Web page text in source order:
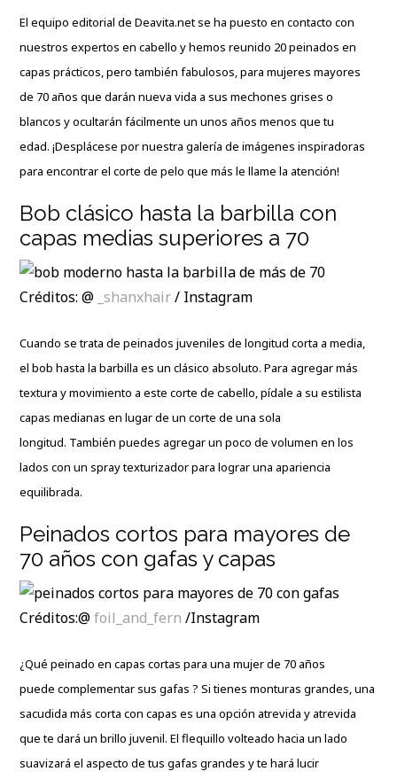
El equipo editorial de Deavita.net se ha puesto en contacto con
nuestros expertos en cabello y hemos reunido 20 peinados en
capas prácticos, pero también fabulosos, para mujeres mayores
de 70 años que darán nueva vida a sus mechones grises o
blancos y ocultarán fácilmente un unos años menos que tu
edad. ¡Desplácese por nuestra galería de imágenes inspiradoras
para encontrar el corte de pelo que más le llame la atención!
Bob clásico hasta la barbilla con
capas medias superiores a 70
Créditos: @ _shanxhair/ Instagram
Cuando se trata de peinados juveniles de longitud corta a media,
el bob hasta la barbilla es un clásico absoluto. Para agregar más
textura y movimiento a este corte de cabello, pídale a su estilista
capas medianas en lugar de un corte de una sola
longitud. También puedes agregar un poco de volumen en los
lados con un spray texturizador para lograr una apariencia
equilibrada.
Peinados cortos para mayores de
70 años con gafas y capas
Créditos:@foil_and_fern /Instagram
¿Qué peinado en capas cortas para una mujer de 70 años
puede complementar sus gafas ? Si tienes monturas grandes, una
sacudida más corta con capas es una opción atrevida y atrevida
que te dará un brillo juvenil. El flequillo volteado hacia un lado
suavizará el aspecto de tus gafas grandes y te hará lucir